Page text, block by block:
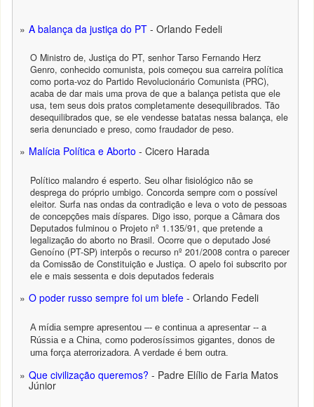
A balança da justiça do PT - Orlando Fedeli
O Ministro de, Justiça do PT, senhor Tarso Fernando Herz
Genro, conhecido comunista, pois começou sua carreira política
como porta-voz do Partido Revolucionário Comunista (PRC),
acaba de dar mais uma prova de que a balança petista que ele
usa, tem seus dois pratos completamente desequilibrados. Tão
desequilibrados que, se ele vendesse batatas nessa balança, ele
seria denunciado e preso, como fraudador de peso.
Malícia Política e Aborto - Cicero Harada
Político malandro é esperto. Seu olhar fisiológico não se
desprega do próprio umbigo. Concorda sempre com o possível
eleitor. Surfa nas ondas da contradição e leva o voto de pessoas
de concepções mais díspares. Digo isso, porque a Câmara dos
Deputados fulminou o Projeto nº 1.135/91, que pretende a
legalização do aborto no Brasil. Ocorre que o deputado José
Genoíno (PT-SP) interpôs o recurso nº 201/2008 contra o parecer
da Comissão de Constituição e Justiça. O apelo foi subscrito por
ele e mais sessenta e dois deputados federais
O poder russo sempre foi um blefe - Orlando Fedeli
A mídia sempre apresentou –- e continua a apresentar -- a
Rússia e a China, como poderosíssimos gigantes, donos de
uma força aterrorizadora. A verdade é bem outra.
Que civilização queremos? - Padre Elílio de Faria Matos
Júnior